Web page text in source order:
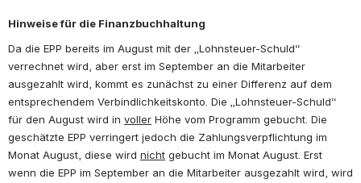
Hinweise für die Finanzbuchhaltung
Da die EPP bereits im August mit der „Lohnsteuer-Schuld“
verrechnet wird, aber erst im September an die Mitarbeiter
ausgezahlt wird, kommt es zunächst zu einer Differenz auf dem
entsprechendem Verbindlichkeitskonto. Die „Lohnsteuer-Schuld“
für den August wird in voller Höhe vom Programm gebucht. Die
geschätzte EPP verringert jedoch die Zahlungsverpflichtung im
Monat August, diese wird nicht gebucht im Monat August. Erst
wenn die EPP im September an die Mitarbeiter ausgezahlt wird, wird